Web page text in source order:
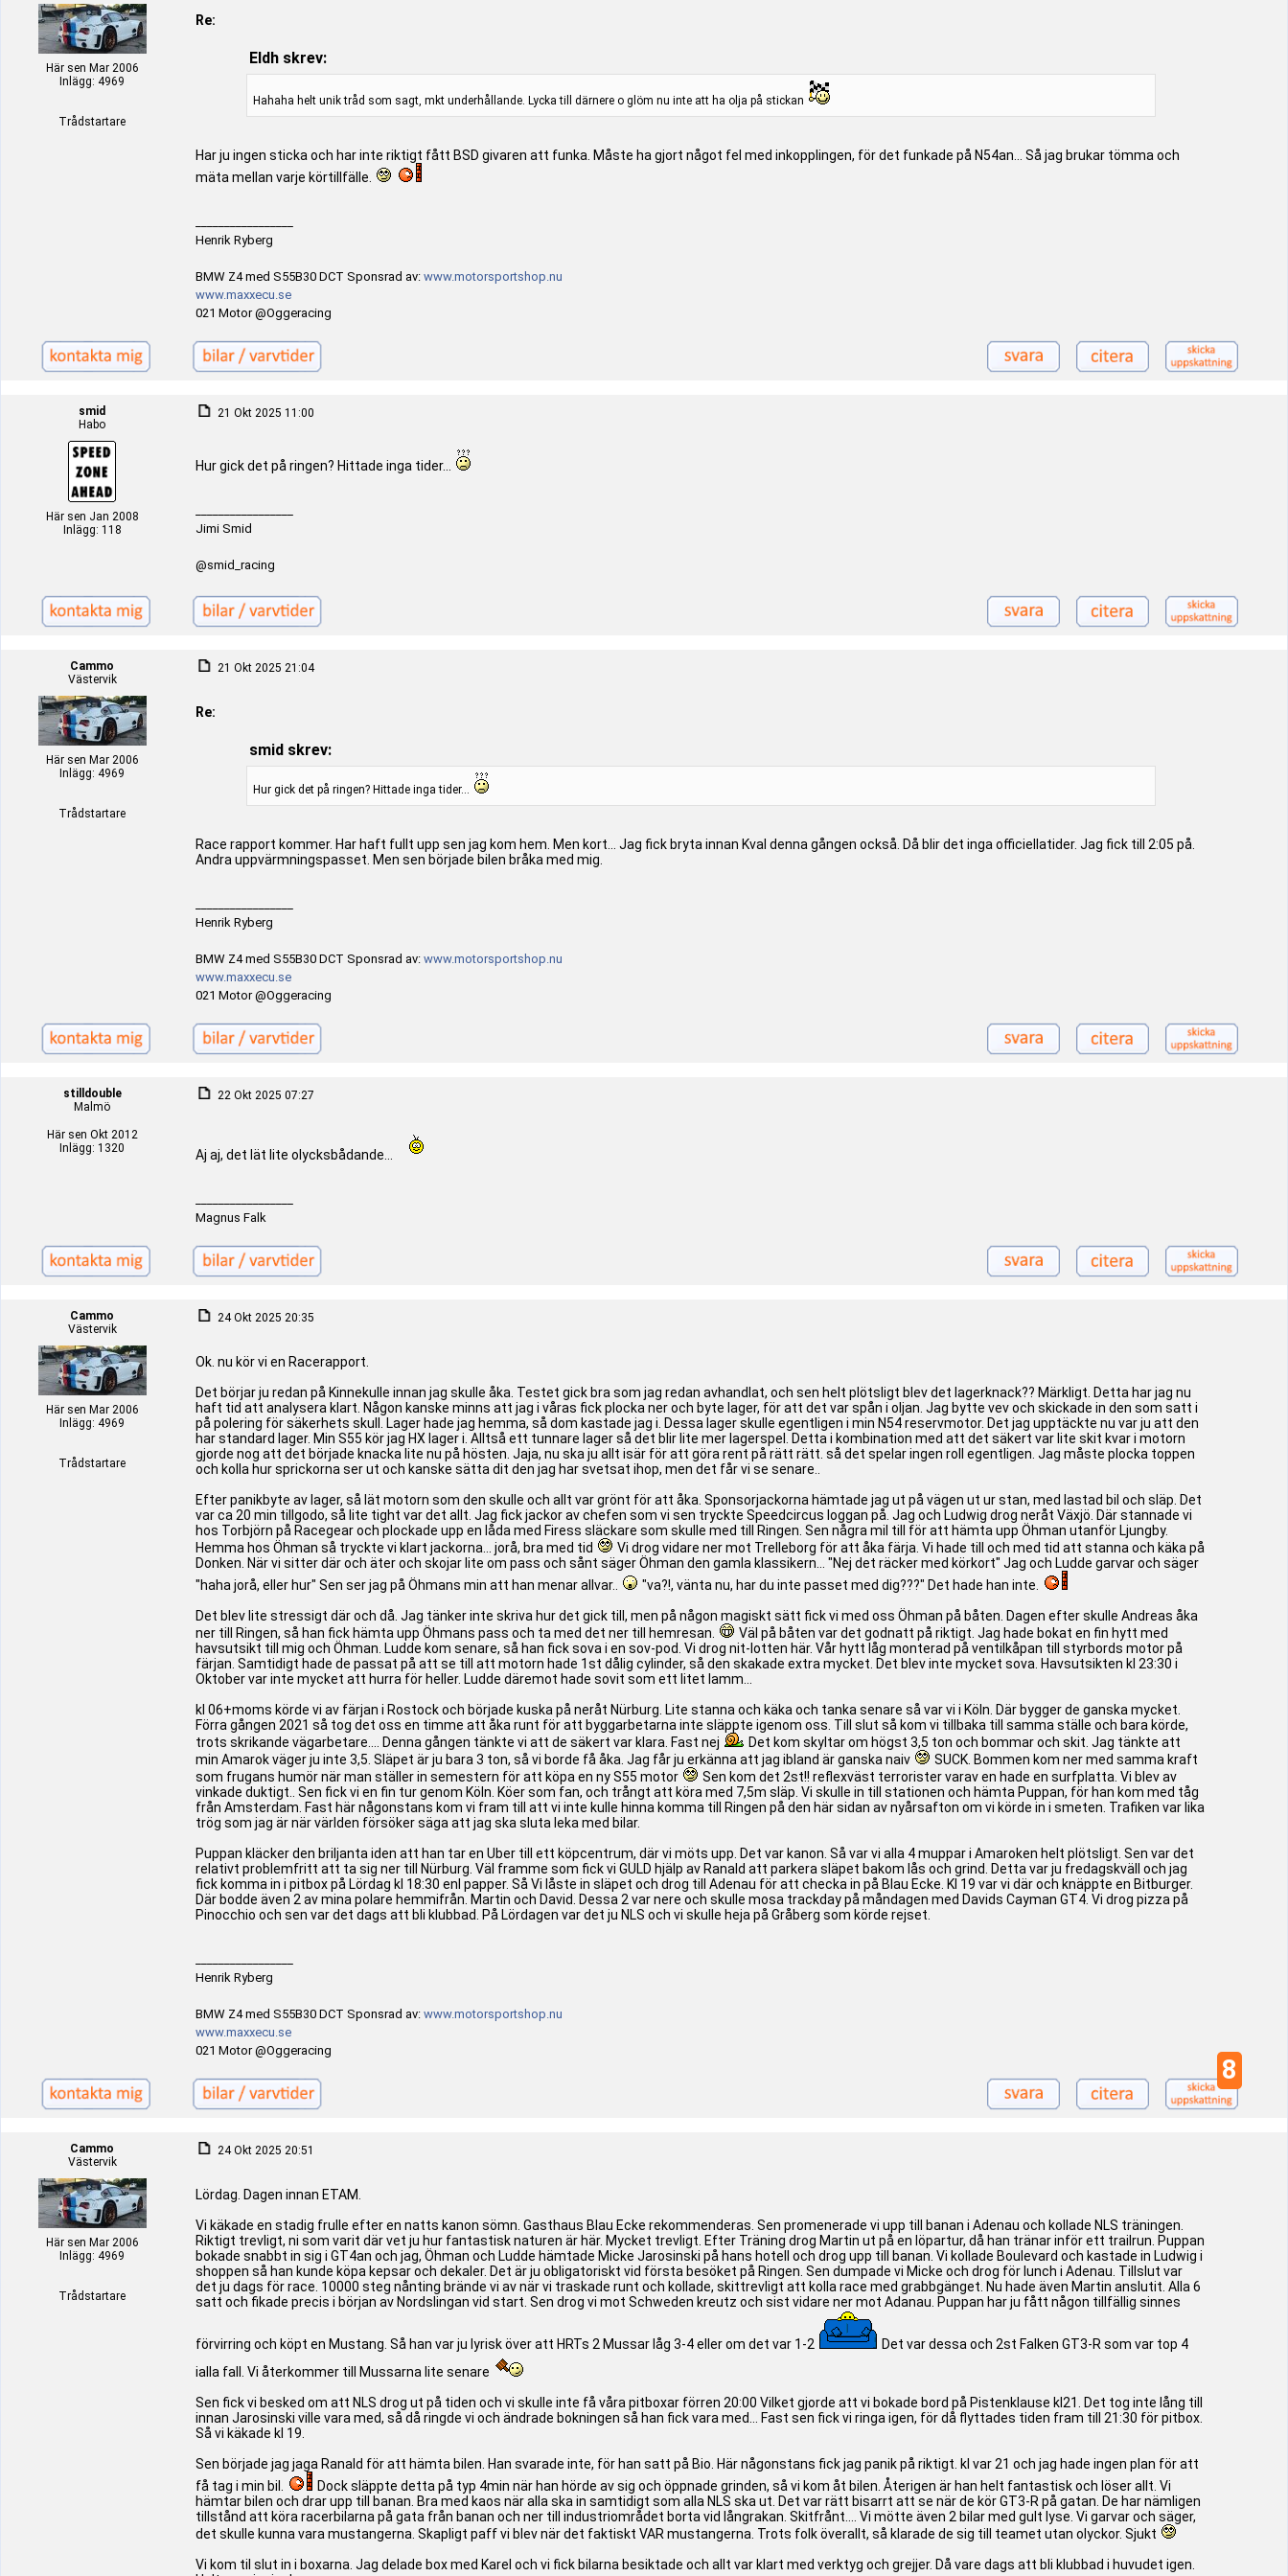
Här sen Mar 2006
Inlägg: 4969
Trådstartare
Re:
Eldh skrev:
Hahaha helt unik tråd som sagt, mkt underhållande. Lycka till därnere o glöm nu inte att ha olja på stickan
Har ju ingen sticka och har inte riktigt fått BSD givaren att funka. Måste ha gjort något fel med inkopplingen, för det funkade på N54an... Så jag brukar tömma och
mäta mellan varje körtillfälle.
Henrik Ryberg
BMW Z4 med S55B30 DCT Sponsrad av: www.motorsportshop.nu
www.maxxecu.se
021 Motor @Oggeracing
smid
Habo
Här sen Jan 2008
Inlägg: 118
21 Okt 2025 11:00
Hur gick det på ringen? Hittade inga tider...
Jimi Smid
@smid_racing
Cammo
Västervik
Här sen Mar 2006
Inlägg: 4969
Trådstartare
21 Okt 2025 21:04
Re:
smid skrev:
Hur gick det på ringen? Hittade inga tider...
Race rapport kommer. Har haft fullt upp sen jag kom hem. Men kort... Jag fick bryta innan Kval denna gången också. Då blir det inga officiellatider. Jag fick till 2:05 på.
Andra uppvärmningspasset. Men sen började bilen bråka med mig.
Henrik Ryberg
BMW Z4 med S55B30 DCT Sponsrad av: www.motorsportshop.nu
www.maxxecu.se
021 Motor @Oggeracing
stilldouble
Malmö
Här sen Okt 2012
Inlägg: 1320
22 Okt 2025 07:27
Aj aj, det lät lite olycksbådande...
Magnus Falk
Cammo
Västervik
Här sen Mar 2006
Inlägg: 4969
Trådstartare
24 Okt 2025 20:35
Ok. nu kör vi en Racerapport.
Det börjar ju redan på Kinnekulle innan jag skulle åka. Testet gick bra som jag redan avhandlat, och sen helt plötsligt blev det lagerknack?? Märkligt. Detta har jag nu
haft tid att analysera klart. Någon kanske minns att jag i våras fick plocka ner och byte lager, för att det var spån i oljan. Jag bytte vev och skickade in den som satt i
på polering för säkerhets skull. Lager hade jag hemma, så dom kastade jag i. Dessa lager skulle egentligen i min N54 reservmotor. Det jag upptäckte nu var ju att den
har standard lager. Min S55 kör jag HX lager i. Alltså ett tunnare lager så det blir lite mer lagerspel. Detta i kombination med att det säkert var lite skit kvar i motorn
gjorde nog att det började knacka lite nu på hösten. Jaja, nu ska ju allt isär för att göra rent på rätt rätt. så det spelar ingen roll egentligen. Jag måste plocka toppen
och kolla hur sprickorna ser ut och kanske sätta dit den jag har svetsat ihop, men det får vi se senare..
Efter panikbyte av lager, så lät motorn som den skulle och allt var grönt för att åka. Sponsorjackorna hämtade jag ut på vägen ut ur stan, med lastad bil och släp. Det
var ca 20 min tillgodo, så lite tight var det allt. Jag fick jackor av chefen som vi sen tryckte Speedcircus loggan på. Jag och Ludwig drog neråt Växjö. Där stannade vi
hos Torbjörn på Racegear och plockade upp en låda med Firess släckare som skulle med till Ringen. Sen några mil till för att hämta upp Öhman utanför Ljungby.
Hemma hos Öhman så tryckte vi klart jackorna... jorå, bra med tid
Vi drog vidare ner mot Trelleborg för att åka färja. Vi hade till och med tid att stanna och käka på
Donken. När vi sitter där och äter och skojar lite om pass och sånt säger Öhman den gamla klassikern... "Nej det räcker med körkort" Jag och Ludde garvar och säger
"haha jorå, eller hur" Sen ser jag på Öhmans min att han menar allvar..
"va?!, vänta nu, har du inte passet med dig???" Det hade han inte.
Det blev lite stressigt där och då. Jag tänker inte skriva hur det gick till, men på någon magiskt sätt fick vi med oss Öhman på båten. Dagen efter skulle Andreas åka
ner till Ringen, så han fick hämta upp Öhmans pass och ta med det ner till hemresan.
Väl på båten var det godnatt på riktigt. Jag hade bokat en fin hytt med
havsutsikt till mig och Öhman. Ludde kom senare, så han fick sova i en sov-pod. Vi drog nit-lotten här. Vår hytt låg monterad på ventilkåpan till styrbords motor på
färjan. Samtidigt hade de passat på att se till att motorn hade 1st dålig cylinder, så den skakade extra mycket. Det blev inte mycket sova. Havsutsikten kl 23:30 i
Oktober var inte mycket att hurra för heller. Ludde däremot hade sovit som ett litet lamm...
kl 06+moms körde vi av färjan i Rostock och började kuska på neråt Nürburg. Lite stanna och käka och tanka senare så var vi i Köln. Där bygger de ganska mycket.
Förra gången 2021 så tog det oss en timme att åka runt för att byggarbetarna inte släppte igenom oss. Till slut så kom vi tillbaka till samma ställe och bara körde,
trots skrikande vägarbetare.... Denna gången tänkte vi att de säkert var klara. Fast nej
Det kom skyltar om högst 3,5 ton och bommar och skit. Jag tänkte att
min Amarok väger ju inte 3,5. Släpet är ju bara 3 ton, så vi borde få åka. Jag får ju erkänna att jag ibland är ganska naiv
SUCK. Bommen kom ner med samma kraft
som frugans humör när man ställer in semestern för att köpa en ny S55 motor
Sen kom det 2st!! reflexväst terrorister varav en hade en surfplatta. Vi blev av
vinkade duktigt.. Sen fick vi en fin tur genom Köln. Köer som fan, och trångt att köra med 7,5m släp. Vi skulle in till stationen och hämta Puppan, för han kom med tåg
från Amsterdam. Fast här någonstans kom vi fram till att vi inte kulle hinna komma till Ringen på den här sidan av nyårsafton om vi körde in i smeten. Trafiken var lika
trög som jag är när världen försöker säga att jag ska sluta leka med bilar.
Puppan kläcker den briljanta iden att han tar en Uber till ett köpcentrum, där vi möts upp. Det var kanon. Så var vi alla 4 muppar i Amaroken helt plötsligt. Sen var det
relativt problemfritt att ta sig ner till Nürburg. Väl framme som fick vi GULD hjälp av Ranald att parkera släpet bakom lås och grind. Detta var ju fredagskväll och jag
fick komma in i pitbox på Lördag kl 18:30 enl papper. Så Vi låste in släpet och drog till Adenau för att checka in på Blau Ecke. Kl 19 var vi där och knäppte en Bitburger.
Där bodde även 2 av mina polare hemmifrån. Martin och David. Dessa 2 var nere och skulle mosa trackday på måndagen med Davids Cayman GT4. Vi drog pizza på
Pinocchio och sen var det dags att bli klubbad. På Lördagen var det ju NLS och vi skulle heja på Gråberg som körde rejset.
Henrik Ryberg
BMW Z4 med S55B30 DCT Sponsrad av: www.motorsportshop.nu
www.maxxecu.se
021 Motor @Oggeracing
8
Cammo
Västervik
Här sen Mar 2006
Inlägg: 4969
Trådstartare
24 Okt 2025 20:51
Lördag. Dagen innan ETAM.
Vi käkade en stadig frulle efter en natts kanon sömn. Gasthaus Blau Ecke rekommenderas. Sen promenerade vi upp till banan i Adenau och kollade NLS träningen.
Riktigt trevligt, ni som varit där vet ju hur fantastisk naturen är här. Mycket trevligt. Efter Träning drog Martin ut på en löpartur, då han tränar inför ett trailrun. Puppan
bokade snabbt in sig i GT4an och jag, Öhman och Ludde hämtade Micke Jarosinski på hans hotell och drog upp till banan. Vi kollade Boulevard och kastade in Ludwig i
shoppen så han kunde köpa kepsar och dekaler. Det är ju obligatoriskt vid första besöket på Ringen. Sen dumpade vi Micke och drog för lunch i Adenau. Tillslut var
det ju dags för race. 10000 steg nånting brände vi av när vi traskade runt och kollade, skittrevligt att kolla race med grabbgänget. Nu hade även Martin anslutit. Alla 6
satt och fikade precis i början av Nordslingan vid start. Sen drog vi mot Schweden kreutz och sist vidare ner mot Adanau. Puppan har ju fått någon tillfällig sinnes
förvirring och köpt en Mustang. Så han var ju lyrisk över att HRTs 2 Mussar låg 3-4 eller om det var 1-2
Det var dessa och 2st Falken GT3-R som var top 4
ialla fall. Vi återkommer till Mussarna lite senare
Sen fick vi besked om att NLS drog ut på tiden och vi skulle inte få våra pitboxar förren 20:00 Vilket gjorde att vi bokade bord på Pistenklause kl21. Det tog inte lång till
innan Jarosinski ville vara med, så då ringde vi och ändrade bokningen så han fick vara med... Fast sen fick vi ringa igen, för då flyttades tiden fram till 21:30 för pitbox.
Så vi käkade kl 19.
Sen började jag jaga Ranald för att hämta bilen. Han svarade inte, för han satt på Bio. Här någonstans fick jag panik på riktigt. kl var 21 och jag hade ingen plan för att
få tag i min bil.
Dock släppte detta på typ 4min när han hörde av sig och öppnade grinden, så vi kom åt bilen. Återigen är han helt fantastisk och löser allt. Vi
hämtar bilen och drar upp till banan. Bra med kaos när alla ska in samtidigt som alla NLS ska ut. Det var rätt bisarrt att se när de kör GT3-R på gatan. De har nämligen
tillstånd att köra racerbilarna på gata från banan och ner till industriområdet borta vid långrakan. Skitfrånt.... Vi mötte även 2 bilar med gult lyse. Vi garvar och säger,
det skulle kunna vara mustangerna. Skapligt paff vi blev när det faktiskt VAR mustangerna. Trots folk överallt, så klarade de sig till teamet utan olyckor. Sjukt
Vi kom til slut in i boxarna. Jag delade box med Karel och vi fick bilarna besiktade och allt var klart med verktyg och grejjer. Då vare dags att bli klubbad i huvudet igen.